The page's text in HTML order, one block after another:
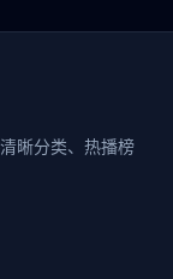
晰分类、热播榜